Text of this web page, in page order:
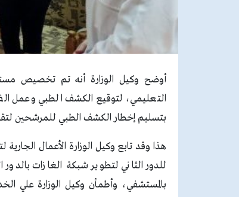
أوضح وكيل الوزارة أنه تم تخصيص
التعليمي، لتوقيع الكشف الطبي وعمل
بتسليم إخطار الكشف الطبي للمرشحين
هذا وقد تابع وكيل الوزارة الأعمال
للدور الثاني لتطوير شبكة الغازات
بالمستشفي، وأطمأن وكيل الوزارة علي